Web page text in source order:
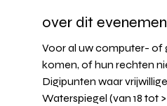
over dit
Voor al uw computer- of
komen, of hun rechten
Digipunten waar
Waterspiegel (van 18 tot